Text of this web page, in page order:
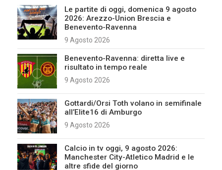
Le partite di oggi, domenica 9 agosto
2026: Arezzo-Union Brescia e
Benevento-Ravenna
9 Agosto 2026
Benevento-Ravenna: diretta live e
risultato in tempo reale
9 Agosto 2026
Gottardi/Orsi Toth volano in semifinale
all’Elite16 di Amburgo
9 Agosto 2026
Calcio in tv oggi, 9 agosto 2026:
Manchester City-Atletico Madrid e le
altre sfide del giorno